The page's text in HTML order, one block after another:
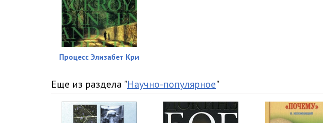
Процесс Элизабет Кри
Еще из раздела "Научно-популярное"